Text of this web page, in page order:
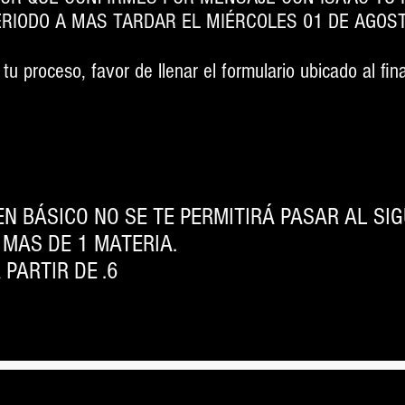
A MAS TARDAR EL MIÉRCOLES 01 DE
proceso, favor de llenar el formulario ubicado al
BÁSICO NO SE TE PERMITIRÁ PASAR AL
DE 1 MATERIA.
DE .6